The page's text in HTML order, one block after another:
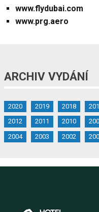
www.flydubai.com
www.prg.aero
ARCHIV VYDÁNÍ
2020 2019 2018
2012
2011 2010
2004
2003 2002